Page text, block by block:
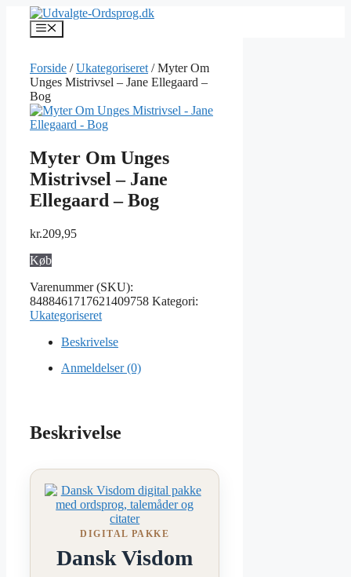
indhold
Menu
Forside /Ukategoriseret / Myter Om
Unges Mistrivsel – Jane Ellegaard –
Bog
Myter Om Unges
Mistrivsel – Jane
Ellegaard – Bog
kr.209,95
Køb
Varenummer (SKU):
8488461717621409758 Kategori:
Ukategoriseret
Beskrivelse
Anmeldelser (0)
Beskrivelse
DIGITAL PAKKE
Dansk Visdom